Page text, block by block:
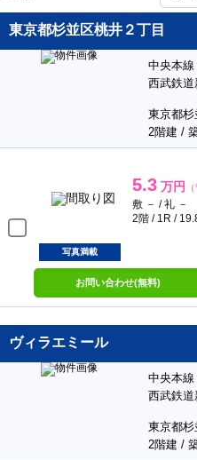
東京都杉並区桃井２丁目
中央本
西武鉄
東京都杉
2階建 /
5.3 万円
敷 － / 礼 －
2階 / 1R /
写真満載
お問い合わせ(無料)
ヴィラエミール
中央本
西武鉄
東京都杉
2階建 /